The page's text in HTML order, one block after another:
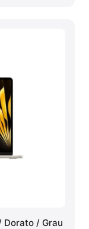
Dorato / Grau